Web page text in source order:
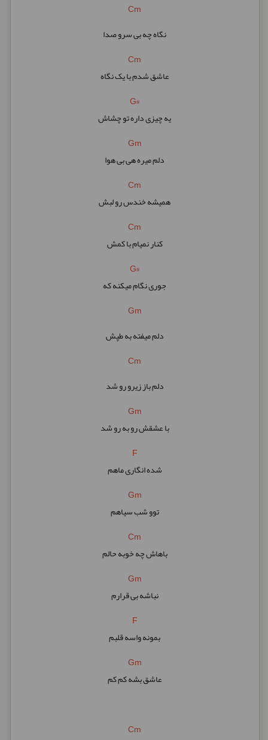
Cm
نگاه چه بی سرو صدا
Cm
عاشق شدم با یک نگاه
G#
یه چیزی داره تو چشاش
Gm
دلم میره هی بی هوا
Cm
همیشه خندس رو لبش
Cm
کنار نمیام با کمش
G#
جوری نگام میکنه که
Gm
دلم میفته به طپش
Cm
دلم باز زیرو رو شد
Gm
با عشقش رو به رو شد
F
شده انگاری ماهم
Gm
توو شب سیاهم
Cm
باهاش چه خوبه حالم
Gm
نباشه بی قرارم
F
بمونه واسه قلبم
Gm
عاشق بشه کم کم
Cm